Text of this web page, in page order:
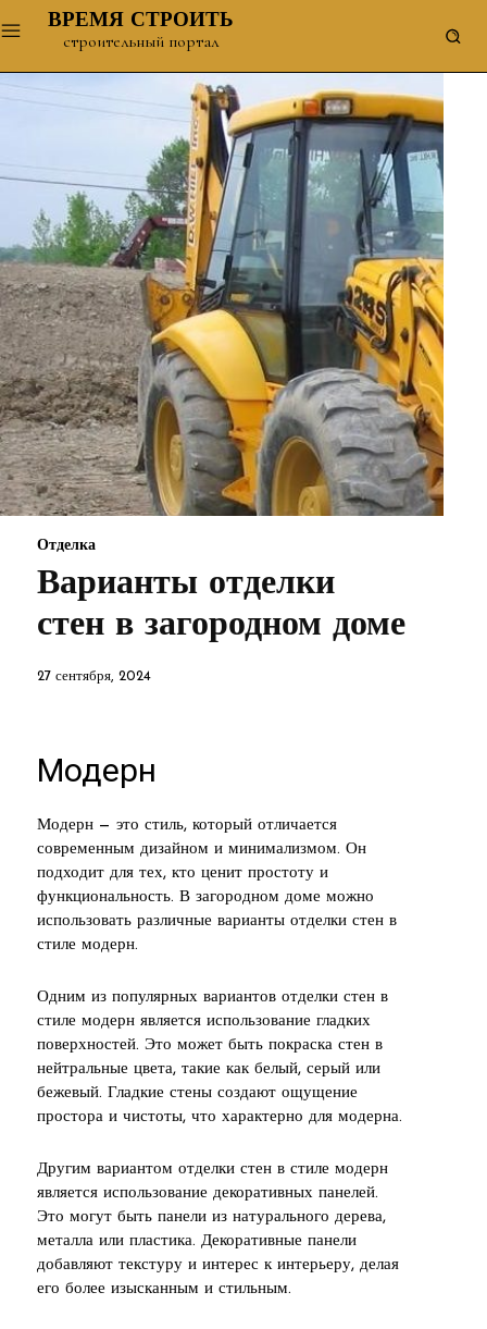
ВРЕМЯ СТРОИТЬ
строительный портал
Отделка
Варианты отделки
стен в загородном доме
27 сентября, 2024
Модерн
Модерн — это стиль, который отличается
современным дизайном и минимализмом. Он
подходит для тех, кто ценит простоту и
функциональность. В загородном доме можно
использовать различные варианты отделки стен в
стиле модерн.
Одним из популярных вариантов отделки стен в
стиле модерн является использование гладких
поверхностей. Это может быть покраска стен в
нейтральные цвета, такие как белый, серый или
бежевый. Гладкие стены создают ощущение
простора и чистоты, что характерно для модерна.
Другим вариантом отделки стен в стиле модерн
является использование декоративных панелей.
Это могут быть панели из натурального дерева,
металла или пластика. Декоративные панели
добавляют текстуру и интерес к интерьеру, делая
его более изысканным и стильным.